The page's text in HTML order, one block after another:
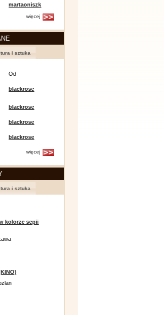
martaoniszk
więcej
i sztuka
Od
blackrose
blackrose
blackrose
blackrose
więcej
i sztuka
kolorze sepii